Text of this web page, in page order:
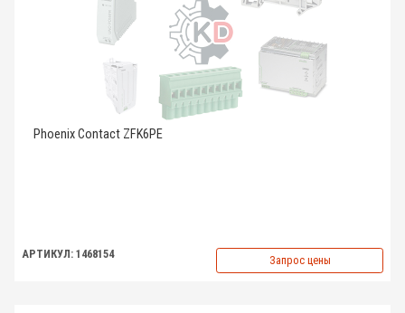
Phoenix Contact ZFK6PE
АРТИКУЛ: 1468154 Запрос цены